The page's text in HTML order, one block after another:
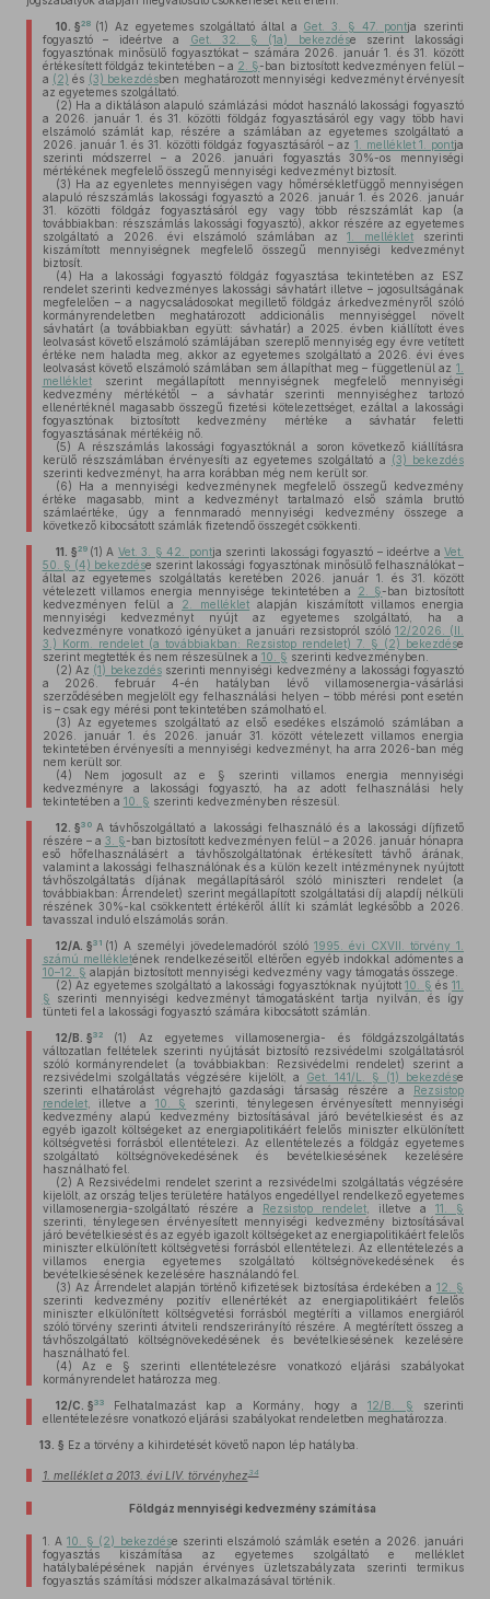
10. §28 (1) Az egyetemes szolgáltató által a Get. 3. § 47. pontja szerinti
fogyasztó – ideértve a
Get. 32. § (1a) bekezdése szerint lakossági
fogyasztónak minősülő fogyasztókat – számára 2026. január 1. és 31. között
értékesített földgáz tekintetében – a 2. §-ban biztosított kedvezményen felül –
a (2) és (3) bekezdésben meghatározott mennyiségi kedvezményt érvényesít
az egyetemes szolgáltató.
(2) Ha a diktáláson alapuló számlázási módot használó lakossági fogyasztó
a 2026. január 1. és 31. közötti földgáz fogyasztásáról egy vagy több havi
elszámoló számlát kap, részére a számlában az egyetemes szolgáltató a
2026. január 1. és 31. közötti földgáz fogyasztásáról – az1. melléklet 1. pontja
szerinti módszerrel – a 2026. januári fogyasztás 30%-os mennyiségi
mértékének megfelelő összegű mennyiségi kedvezményt biztosít.
(3) Ha az egyenletes mennyiségen vagy hőmérsékletfüggő mennyiségen
alapuló részszámlás lakossági fogyasztó a 2026. január 1. és 2026. január
31. közötti földgáz fogyasztásáról egy vagy több részszámlát kap (a
továbbiakban: részszámlás lakossági fogyasztó), akkor részére az egyetemes
szolgáltató a 2026. évi elszámoló számlában az1. melléklet szerinti
kiszámított mennyiségnek megfelelő összegű mennyiségi kedvezményt
biztosít.
(4) Ha a lakossági fogyasztó földgáz fogyasztása tekintetében az ESZ
rendelet szerinti kedvezményes lakossági sávhatárt illetve – jogosultságának
megfelelően – a nagycsaládosokat megillető földgáz árkedvezményről szóló
kormányrendeletben meghatározott addicionális mennyiséggel növelt
sávhatárt (a továbbiakban együtt: sávhatár) a 2025. évben kiállított éves
leolvasást követő elszámoló számlájában szereplő mennyiség egy évre vetített
értéke nem haladta meg, akkor az egyetemes szolgáltató a 2026. évi éves
leolvasást követő elszámoló számlában sem állapíthat meg – függetlenül az 1.
mellékletszerint megállapított mennyiségnek megfelelő mennyiségi
kedvezmény mértékétől – a sávhatár szerinti mennyiséghez tartozó
ellenértéknél magasabb összegű fizetési kötelezettséget, ezáltal a lakossági
fogyasztónak biztosított kedvezmény mértéke a sávhatár feletti
fogyasztásának mértékéig nő.
(5) A részszámlás lakossági fogyasztóknál a soron következő kiállításra
kerülő részszámlában érvényesíti az egyetemes szolgáltató a (3) bekezdés
szerinti kedvezményt, ha arra korábban még nem került sor.
(6) Ha a mennyiségi kedvezménynek megfelelő összegű kedvezmény
értéke magasabb, mint a kedvezményt tartalmazó első számla bruttó
számlaértéke, úgy a fennmaradó mennyiségi kedvezmény összege a
következő kibocsátott számlák fizetendő összegét csökkenti.
11. §29 (1) A Vet. 3. § 42. pontja szerinti lakossági fogyasztó – ideértve aVet.
50. § (4) bekezdése szerint lakossági fogyasztónak minősülő felhasználókat –
által az egyetemes szolgáltatás keretében 2026. január 1. és 31. között
vételezett villamos energia mennyisége tekintetében a 2. §-ban biztosított
kedvezményen felül a 2. melléklet alapján kiszámított villamos energia
mennyiségi kedvezményt nyújt az egyetemes szolgáltató, ha a
kedvezményre vonatkozó igényüket a januári rezsistopról szóló 12/2026. (II.
3.) Korm. rendelet (a továbbiakban: Rezsistop rendelet) 7. § (2) bekezdése
szerint megtették és nem részesülnek a 10. § szerinti kedvezményben.
(2) Az (1) bekezdésszerinti mennyiségi kedvezmény a lakossági fogyasztó
a 2026. február 4-én hatályban lévő villamosenergia-vásárlási
szerződésében megjelölt egy felhasználási helyen – több mérési pont esetén
is – csak egy mérési pont tekintetében számolható el.
(3) Az egyetemes szolgáltató az első esedékes elszámoló számlában a
2026. január 1. és 2026. január 31. között vételezett villamos energia
tekintetében érvényesíti a mennyiségi kedvezményt, ha arra 2026-ban még
nem került sor.
(4) Nem jogosult az e § szerinti villamos energia mennyiségi
kedvezményre a lakossági fogyasztó, ha az adott felhasználási hely
tekintetében a 10. § szerinti kedvezményben részesül.
12. §30 A távhőszolgáltató a lakossági felhasználó és a lakossági díjfizető
részére – a 3. §-ban biztosított kedvezményen felül – a 2026. január hónapra
eső hőfelhasználásért a távhőszolgáltatónak értékesített távhő árának,
valamint a lakossági felhasználónak és a külön kezelt intézménynek nyújtott
távhőszolgáltatás díjának megállapításáról szóló miniszteri rendelet (a
továbbiakban: Árrendelet) szerint megállapított szolgáltatási díj alapdíj nélküli
részének 30%-kal csökkentett értékéről állít ki számlát legkésőbb a 2026.
tavasszal induló elszámolás során.
12/A. §31 (1) A személyi jövedelemadóról szóló1995. évi CXVII. törvény 1.
számú mellékletének rendelkezéseitől eltérően egyéb indokkal adómentes a
10–12. § alapján biztosított mennyiségi kedvezmény vagy támogatás összege.
(2) Az egyetemes szolgáltató a lakossági fogyasztóknak nyújtott10. § és11.
§ szerinti mennyiségi kedvezményt támogatásként tartja nyilván, és így
tünteti fel a lakossági fogyasztó számára kibocsátott számlán.
12/B. §32 (1) Az egyetemes villamosenergia- és földgázszolgáltatás
változatlan feltételek szerinti nyújtását biztosító rezsivédelmi szolgáltatásról
szóló kormányrendelet (a továbbiakban: Rezsivédelmi rendelet) szerint a
rezsivédelmi szolgáltatás végzésére kijelölt, a Get. 141/L. § (1) bekezdése
szerinti elhatárolást végrehajtó gazdasági társaság részére a Rezsistop
rendelet, illetve a 10. §
szerinti, ténylegesen érvényesített mennyiségi
kedvezmény alapú kedvezmény biztosításával járó bevételkiesést és az
egyéb igazolt költségeket az energiapolitikáért felelős miniszter elkülönített
költségvetési forrásból ellentételezi. Az ellentételezés a földgáz egyetemes
szolgáltató költségnövekedésének és bevételkiesésének kezelésére
használható fel.
(2) A Rezsivédelmi rendelet szerint a rezsivédelmi szolgáltatás végzésére
kijelölt, az ország teljes területére hatályos engedéllyel rendelkező egyetemes
villamosenergia-szolgáltató részére a
Rezsistop rendelet, illetve a 11. §
szerinti, ténylegesen érvényesített mennyiségi kedvezmény biztosításával
járó bevételkiesést és az egyéb igazolt költségeket az energiapolitikáért felelős
miniszter elkülönített költségvetési forrásból ellentételezi. Az ellentételezés a
villamos energia egyetemes szolgáltató költségnövekedésének és
bevételkiesésének kezelésére használandó fel.
(3) Az Árrendelet alapján történő kifizetések biztosítása érdekében a 12. §
szerinti kedvezmény pozitív ellenértékét az energiapolitikáért felelős
miniszter elkülönített költségvetési forrásból megtéríti a villamos energiáról
szóló törvény szerinti átviteli rendszerirányító részére. A megtérített összeg a
távhőszolgáltató költségnövekedésének és bevételkiesésének kezelésére
használható fel.
(4) Az e § szerinti ellentételezésre vonatkozó eljárási szabályokat
kormányrendelet határozza meg.
12/C. §33 Felhatalmazást kap a Kormány, hogy a12/B. § szerinti
ellentételezésre vonatkozó eljárási szabályokat rendeletben meghatározza.
13. § Ez a törvény a kihirdetését követő napon lép hatályba.
1. melléklet a 2013. évi LIV. törvényhez34
Földgáz mennyiségi kedvezmény számítása
1. A 10. § (2) bekezdése szerinti elszámoló számlák esetén a 2026. januári
fogyasztás kiszámítása az egyetemes szolgáltató e melléklet
hatálybalépésének napján érvényes üzletszabályzata szerinti termikus
fogyasztás számítási módszer alkalmazásával történik.